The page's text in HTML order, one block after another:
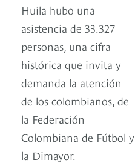
Huila hubo una
asistencia de 33.327
personas, una cifra
histórica que invita y
demanda la atención
de los colombianos, de
la Federación
Colombiana de Fútbol y
la Dimayor.